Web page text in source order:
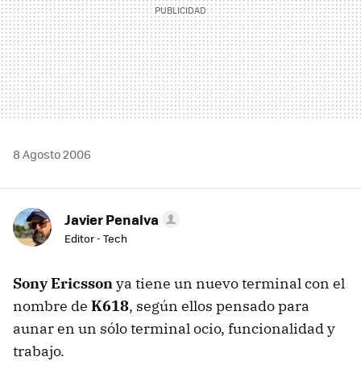
8 Agosto 2006
Javier Penalva
Editor - Tech
Sony Ericssonya tiene un nuevo terminal con el
nombre de K618, según ellos pensado para
aunar en un sólo terminal ocio, funcionalidad y
trabajo.